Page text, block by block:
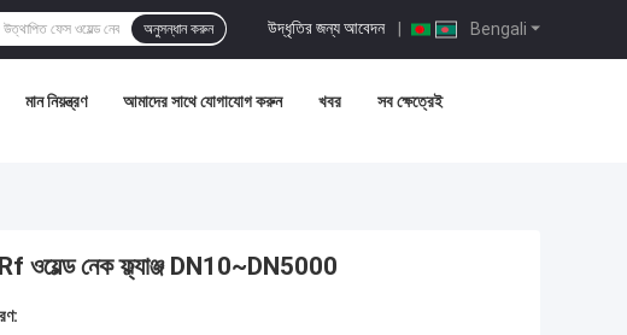
Bengali
উদ্ধৃতির জন্য আবেদন |
অনুসন্ধান করুন
মান নিয়ন্ত্রণ আমাদের সাথে যোগাযোগ করুন খবর সব ক্ষেত্রেই
নেক ফ্ল্যাঞ্জ DN10~DN5000